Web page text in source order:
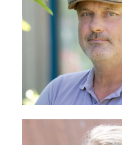
Markus Bauer
Technischer Leiter
@